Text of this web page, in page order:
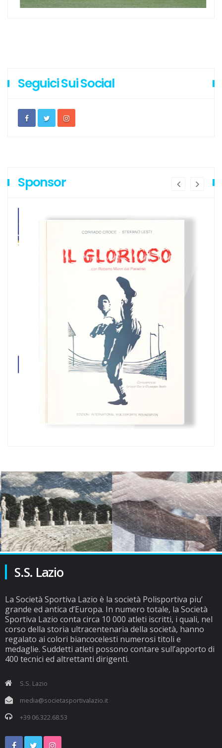
Seguici Sui Social
Sponsor
S.S. Lazio
La Società Sportiva Lazio è la società Polisportiva piu’
grande ed antica d’Europa. In numero totale, la Società
Sportiva Lazio conta circa 10 000 atleti iscritti, i quali, nel
corso della storia ultracentenaria della società, hanno
regalato ai colori biancocelesti numerosi titoli e
medaglie. Suddetti atleti possono contare sull’apporto di
400 tecnici ed altrettanti dirigenti.
S.S. Lazio
media@societasportivalazio.it
+39 06.322.68.53